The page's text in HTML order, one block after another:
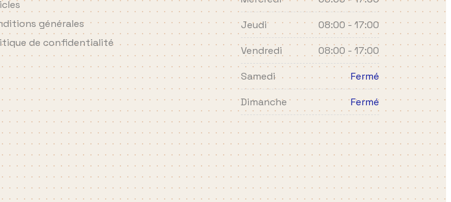
générales
de confidentialité
Jeudi
08:00 - 17:00
Vendredi
08:00 - 17:00
Samedi
Fermé
Dimanche
Fermé